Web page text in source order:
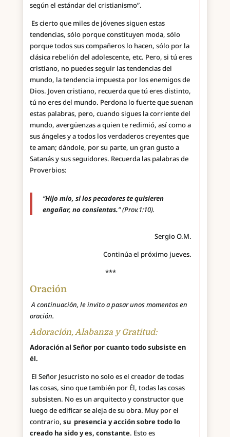
según el estándar del cristianismo”.
Es cierto que miles de jóvenes siguen estas
tendencias, sólo porque constituyen moda, sólo
porque todos sus compañeros lo hacen, sólo por la
clásica rebelión del adolescente, etc. Pero, si tú eres
cristiano, no puedes seguir las tendencias del
mundo, la tendencia impuesta por los enemigos de
Dios. Joven cristiano, recuerda que tú eres distinto,
tú no eres del mundo. Perdona lo fuerte que suenan
estas palabras, pero, cuando sigues la corriente del
mundo, avergüenzas a quien te redimió, así como a
sus ángeles y a todos los verdaderos creyentes que
te aman; dándole, por su parte, un gran gusto a
Satanás y sus seguidores. Recuerda las palabras de
Proverbios:
“Hijo mío, si los pecadores te quisieren
engañar, no consientas.” (Prov.1:10).
Sergio O.M.
Continúa el próximo jueves.
***
Oración
A continuación, le invito a pasar unos momentos en
oración.
Adoración, Alabanza y Gratitud:
Adoración al Señor por cuanto todo subsiste en
él.
El Señor Jesucristo no solo es el creador de todas
las cosas, sino que también por Él, todas las cosas
subsisten. No es un arquitecto y constructor que
luego de edificar se aleja de su obra. Muy por el
contrario, su presencia y acción sobre todo lo
creado ha sido y es, constante. Esto es